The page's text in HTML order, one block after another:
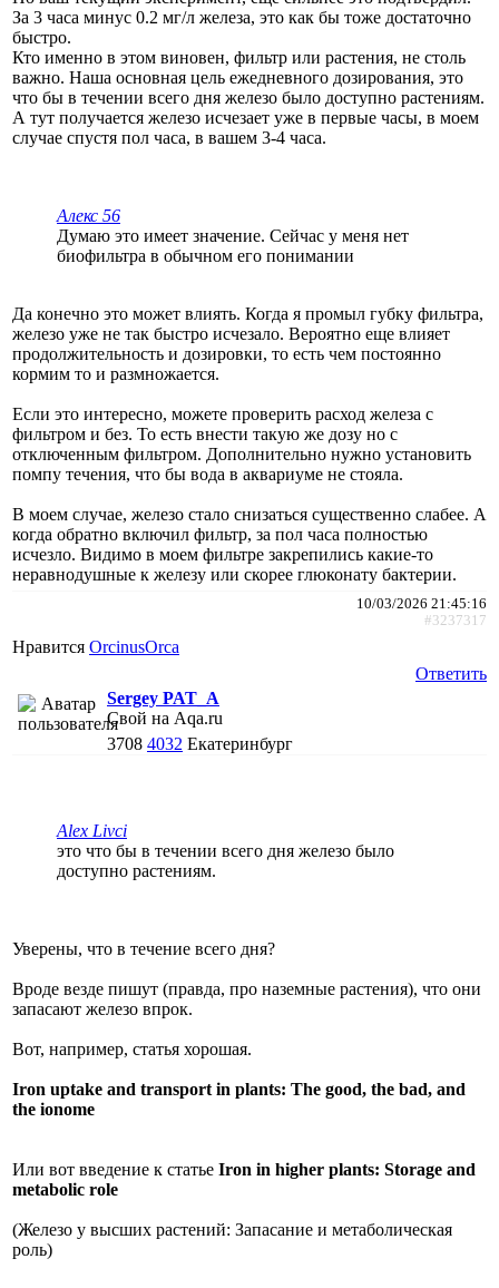
За 3 часа минус 0.2 мг/л железа, это как бы тоже достаточно
быстро.
Кто именно в этом виновен, фильтр или растения, не столь
важно. Наша основная цель ежедневного дозирования, это
что бы в течении всего дня железо было доступно растениям.
А тут получается железо исчезает уже в первые часы, в моем
случае спустя пол часа, в вашем 3-4 часа.
Алекс 56
Думаю это имеет значение. Сейчас у меня нет
биофильтра в обычном его понимании
Да конечно это может влиять. Когда я промыл губку фильтра,
железо уже не так быстро исчезало. Вероятно еще влияет
продолжительность и дозировки, то есть чем постоянно
кормим то и размножается.
Если это интересно, можете проверить расход железа с
фильтром и без. То есть внести такую же дозу но с
отключенным фильтром. Дополнительно нужно установить
помпу течения, что бы вода в аквариуме не стояла.
В моем случае, железо стало снизаться существенно слабее. А
когда обратно включил фильтр, за пол часа полностью
исчезло. Видимо в моем фильтре закрепились какие-то
неравнодушные к железу или скорее глюконату бактерии.
10/03/2026 21:45:16
#3237317
Нравится ОrcinusОrca
Ответить
Sergey PAT_A
Свой на Aqa.ru
3708 4032 Екатеринбург
Alex Livci
это что бы в течении всего дня железо было
доступно растениям.
Уверены, что в течение всего дня?
Вроде везде пишут (правда, про наземные растения), что они
запасают железо впрок.
Вот, например, статья хорошая.
Iron uptake and transport in plants: The good, the bad, and
the ionome
Или вот введение к статье Iron in higher plants: Storage and
metabolic role
(Железо у высших растений: Запасание и метаболическая
роль)